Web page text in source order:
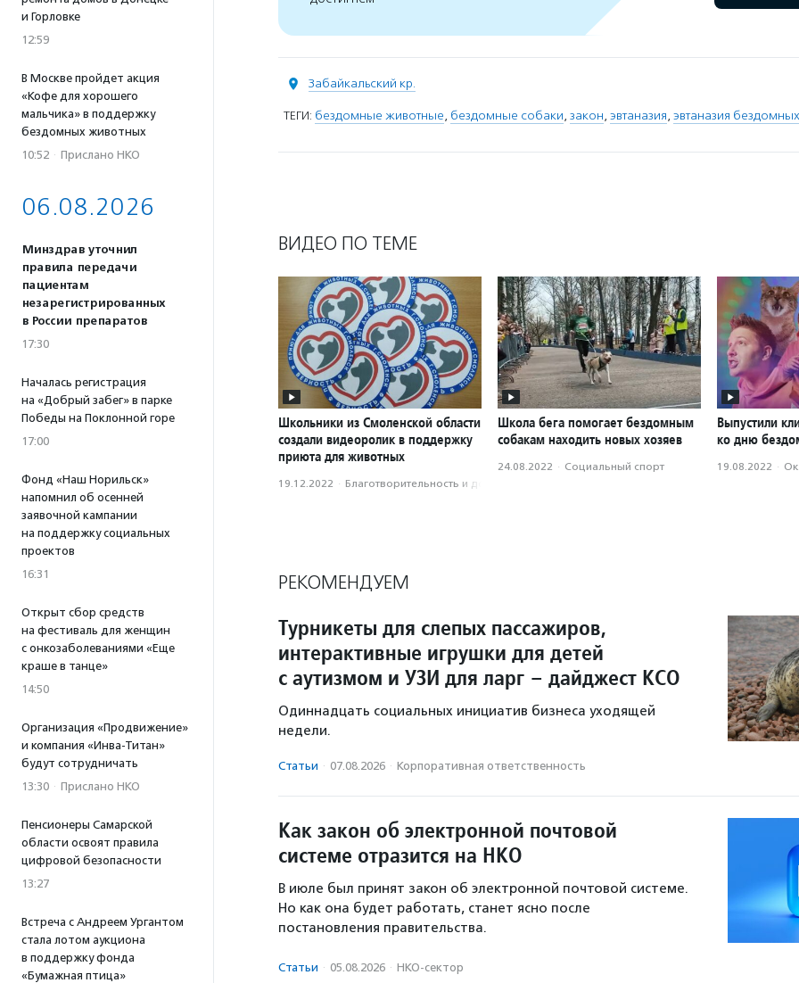
и Горловке
12:59
В Москве пройдет акция
«Кофе для хорошего
мальчика» в поддержку
бездомных животных
10:52 · Прислано НКО
06.08.2026
Минздрав уточнил
правила передачи
пациентам
незарегистрированных
в России препаратов
17:30
Началась регистрация
на «Добрый забег» в парке
Победы на Поклонной горе
17:00
Фонд «Наш Норильск»
напомнил об осенней
заявочной кампании
на поддержку социальных
проектов
16:31
Открыт сбор средств
на фестиваль для женщин
с онкозаболеваниями «Еще
краше в танце»
14:50
Организация «Продвижение»
и компания «Инва-Титан»
будут сотрудничать
13:30 · Прислано НКО
Пенсионеры Самарской
области освоят правила
цифровой безопасности
13:27
Встреча с Андреем Ургантом
стала лотом аукциона
в поддержку фонда
«Бумажная птица»
Забайкальский кр.
ТЕГИ: бездомные животные, бездомные собаки, закон, эвтаназия, эвтаназия
ВИДЕО ПО ТЕМЕ
Школьники из Смоленской области
создали видеоролик в поддержку
приюта для животных
19.12.2022 · Благотвори­тель­ность и доброволь­чест­во
Школа бега помогает бездомным
собакам находить новых хозяев
24.08.2022 · Социальный спорт
Выпустили
ко дню
19.08.2022 ·
РЕКОМЕНДУЕМ
Турникеты для слепых пассажиров,
интерактивные игрушки для детей
с аутизмом и УЗИ для ларг – дайджест КСО
Одиннадцать социальных инициатив бизнеса уходящей
недели.
Статьи · 07.08.2026 · Корпоративная ответственность
Как закон об электронной почтовой
системе отразится на НКО
В июле был принят закон об электронной почтовой системе.
Но как она будет работать, станет ясно после
постановления правительства.
Статьи · 05.08.2026 · НКО-сектор